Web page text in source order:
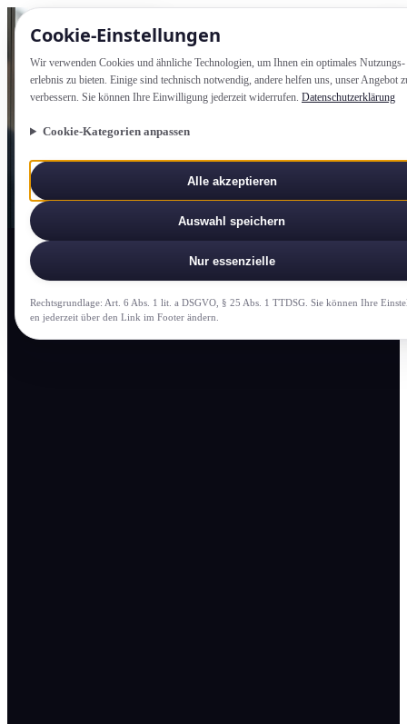
Cookie-Einstellung­en
Wir verwenden Cookies und ähnliche Technologien, um Ihnen ein optimales Nutzungs­
erlebnis zu bieten. Einige sind technisch notwendig, andere helfen uns, unser Angebot
verbessern. Sie können Ihre Einwilligung jederzeit widerrufen. Datenschutzerklärung
Cookie-Kategorien anpassen
Alle akzeptieren
Auswahl speichern
Nur essenzielle
Rechtsgrundlage: Art. 6 Abs. 1 lit. a DSGVO, § 25 Abs. 1 TTDSG. Sie können Ihre
en jederzeit über den Link im Footer ändern.